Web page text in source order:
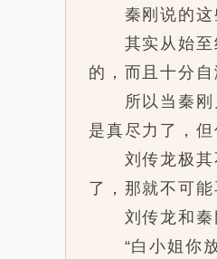
秦刚说的这些
其实从始至终
的，而且十分自
所以当秦刚见
是真尽力了，
刘传龙极其不
了，那就不可能
刘传龙和秦刚
“白小姐你放